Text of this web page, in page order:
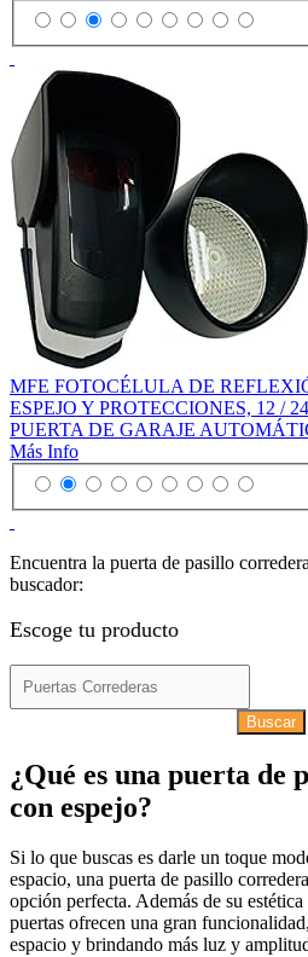
MFE FOTOCÉLULA DE
ESPEJO Y PROTECCIONES, 12 /
PUERTA DE GARAJE
Más Info
Encuentra la puerta de pasillo
buscador:
Escoge tu producto
Buscar
¿Qué es una puerta de
con espejo?
Si lo que buscas es darle un toque
espacio, una puerta de pasillo
opción perfecta. Además de su
puertas ofrecen una gran
espacio y brindando más luz y